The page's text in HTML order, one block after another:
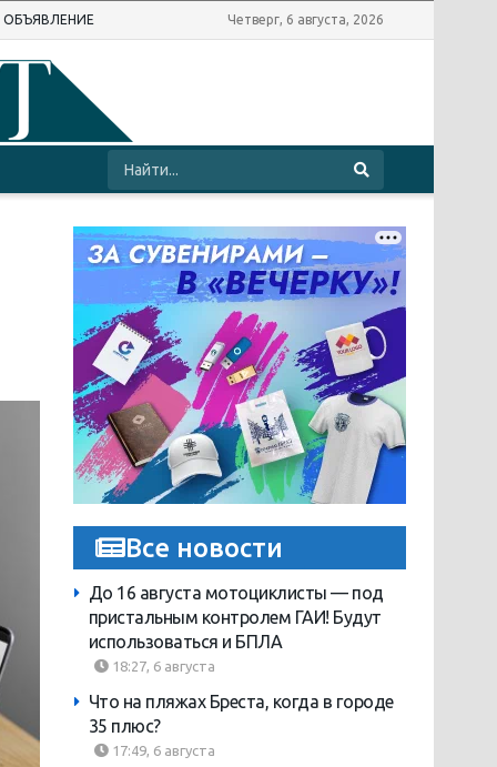
ОБЪЯВЛЕНИЕ Четверг, 6 августа, 2026
Все новости
До 16 августа мотоциклисты — под
пристальным контролем ГАИ! Будут
использоваться и БПЛА
18:27, 6 августа
Что на пляжах Бреста, когда в городе
35 плюс?
17:49, 6 августа